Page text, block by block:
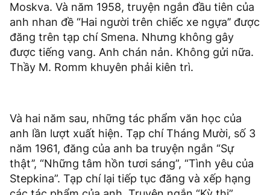
Moskva. Và năm 1958, truyện ngắn đầu tiên của
anh nhan đề “Hai người trên chiếc xe ngựa’’ được
đăng trên tạp chí Smena. Nhưng không gây
được tiếng vang. Anh chán nản. Không gửi nữa.
Thầy M. Romm khuyên phải kiên trì.
Và hai năm sau, những tác phẩm văn học của
anh lần lượt xuất hiện. Tạp chí Tháng Mười, số 3
năm 1961, đăng của anh ba truyện ngắn “Sự
thật’’, “Những tâm hồn tươi sáng”, “Tình yêu của
Stepkina”. Tạp chí lại tiếp tục đăng và xếp hạng